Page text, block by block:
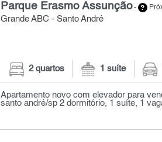
Parque Erasmo Assunção-
Grande ABC - Santo André
2 quartos 1 suíte
Apartamento novo com elevador para
santo andré/sp 2 dormitório, 1 suíte, 1